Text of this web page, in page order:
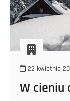
22 kwietnia
W cieniu